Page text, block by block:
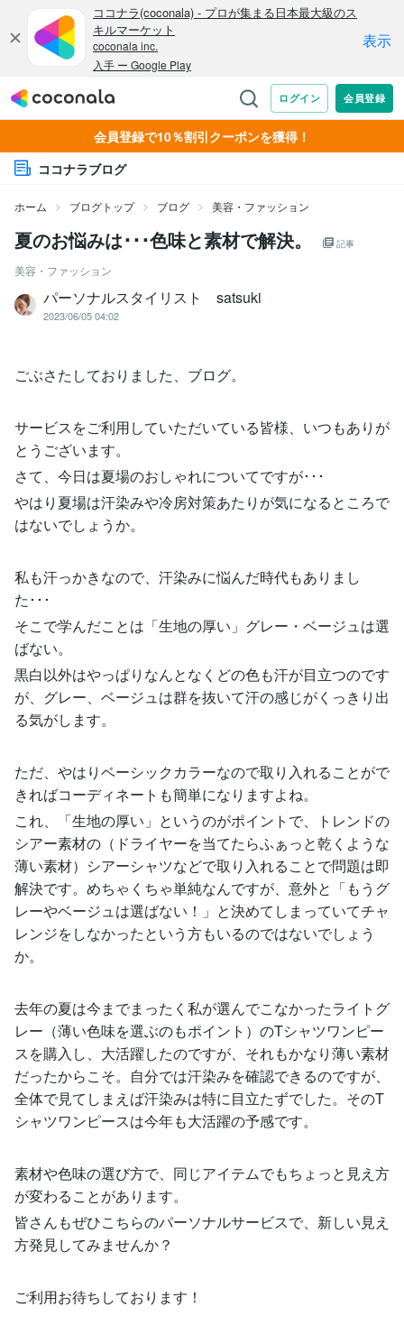
会員登録で10％割引クーポンを獲得！
ココナラブログ
ホーム ブログトップ ブログ 美容・ファッション
夏のお悩みは･･･色味と素材で解決。 記事
美容・ファッション
パーソナルスタイリスト satsuki
2023/06/05 04:02
ごぶさたしておりました、ブログ。
サービスをご利用していただいている皆様、いつもありが
とうございます。
さて、今日は夏場のおしゃれについてですが･･･
やはり夏場は汗染みや冷房対策あたりが気になるところで
はないでしょうか。
私も汗っかきなので、汗染みに悩んだ時代もありまし
た･･･
そこで学んだことは「生地の厚い」グレー・ベージュは選
ばない。
黒白以外はやっぱりなんとなくどの色も汗が目立つのです
が、グレー、ベージュは群を抜いて汗の感じがくっきり出
る気がします。
ただ、やはりベーシックカラーなので取り入れることがで
きればコーディネートも簡単になりますよね。
これ、「生地の厚い」というのがポイントで、トレンドの
シアー素材の（ドライヤーを当てたらふぁっと乾くような
薄い素材）シアーシャツなどで取り入れることで問題は即
解決です。めちゃくちゃ単純なんですが、意外と「もうグ
レーやベージュは選ばない！」と決めてしまっていてチャ
レンジをしなかったという方もいるのではないでしょう
か。
去年の夏は今までまったく私が選んでこなかったライトグ
レー（薄い色味を選ぶのもポイント）のTシャツワンピー
スを購入し、大活躍したのですが、それもかなり薄い素材
だったからこそ。自分では汗染みを確認できるのですが、
全体で見てしまえば汗染みは特に目立たずでした。そのT
シャツワンピースは今年も大活躍の予感です。
素材や色味の選び方で、同じアイテムでもちょっと見え方
が変わることがあります。
皆さんもぜひこちらのパーソナルサービスで、新しい見え
方発見してみませんか？
ご利用お待ちしております！